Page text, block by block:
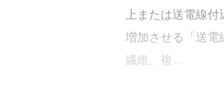
上または送電線付
増加させる「送電
繊維、複 …